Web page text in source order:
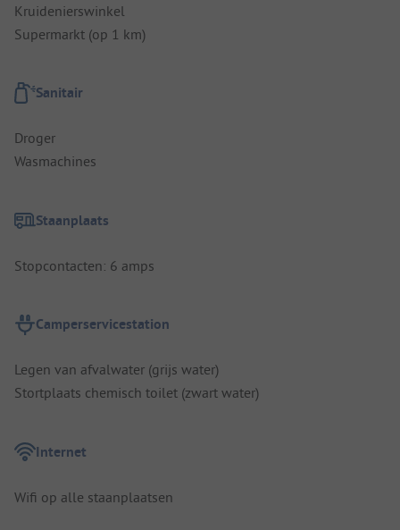
Kruidenierswinkel
Supermarkt (op 1 km)
Sanitair
Droger
Wasmachines
Staanplaats
Stopcontacten: 6 amps
Camperservicestation
Legen van afvalwater (grijs water)
Stortplaats chemisch toilet (zwart water)
Internet
Wifi op alle staanplaatsen